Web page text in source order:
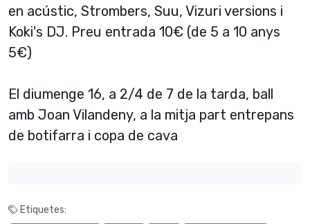
en acústic, Strombers, Suu, Vizuri versions i
Koki's DJ. Preu entrada 10€ (de 5 a 10 anys
5€)
El diumenge 16, a 2/4 de 7 de la tarda, ball
amb Joan Vilandeny, a la mitja part entrepans
de botifarra i copa de cava
Etiquetes: